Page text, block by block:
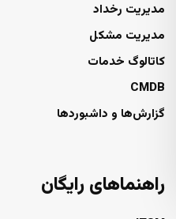
مدیریت رخداد
مدیریت مشکل
کاتالوگ خدمات
CMDB
گزارش‌ها و داشبوردها
راهنماهای رایگان